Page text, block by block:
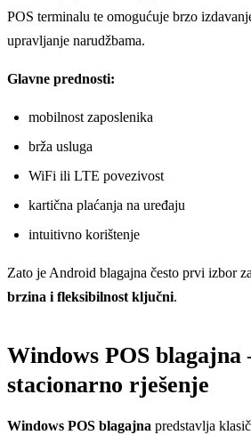
POS terminalu te omogućuje brzo
upravljanje narudžbama.
Glavne prednosti:
mobilnost zaposlenika
brža usluga
WiFi ili LTE povezivost
kartična plaćanja na uređaju
intuitivno korištenje
Zato je Android blagajna često prvi izbor
brzina i fleksibilnost ključni.
Windows POS blagajna
stacionarno rješenje
Windows POS blagajna predstavlja